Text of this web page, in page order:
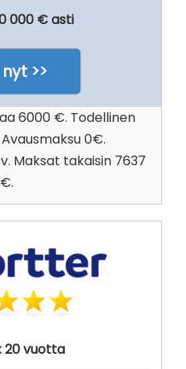
000 € asti
>>
6000 €. Todellinen
0€.
Maksat takaisin 7637
€.
20 vuotta